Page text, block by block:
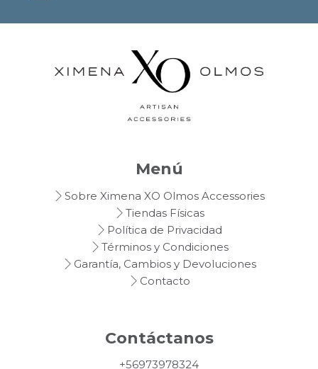
Menú
Sobre Ximena XO Olmos Accessories
Tiendas Físicas
Política de Privacidad
Términos y Condiciones
Garantía, Cambios y Devoluciones
Contacto
Contáctanos
+56973978324